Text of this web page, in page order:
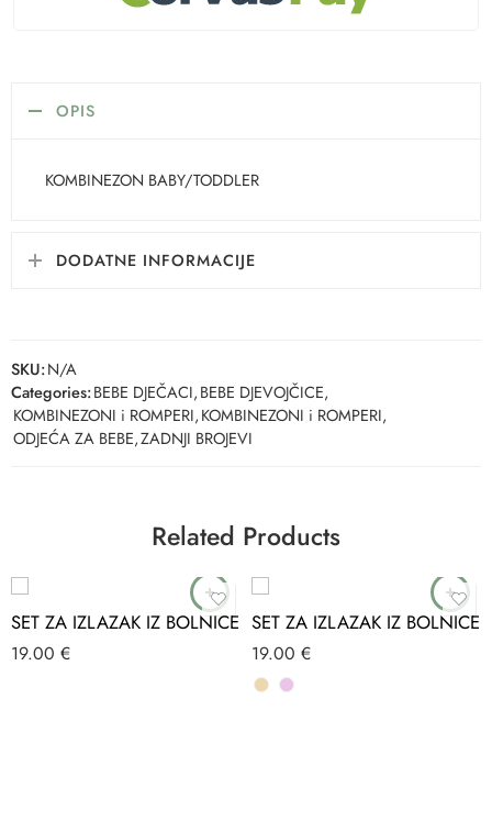
OPIS
KOMBINEZON BABY/TODDLER
DODATNE INFORMACIJE
SKU:N/A
Categories:BEBE DJEČACI,BEBE DJEVOJČICE,
KOMBINEZONI i ROMPERI,KOMBINEZONI i ROMPERI,
ODJEĆA ZA BEBE,ZADNJI BROJEVI
Related Products
SET ZA IZLAZAK IZ BOLNICE
19.00 €
SET ZA IZLAZAK IZ BOLNICE
19.00 €